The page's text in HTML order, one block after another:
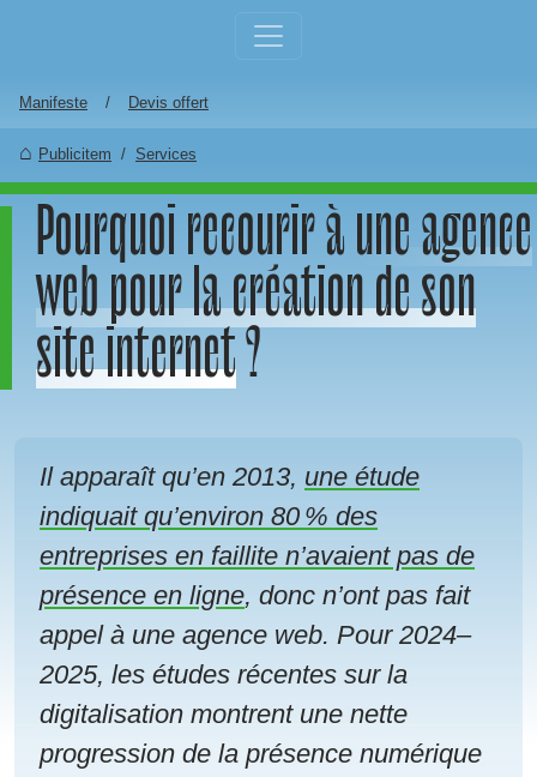
Manifeste Devis offert
Publicitem Services
Pourquoi recourir àune agence
web pour la création de son
site internet?
Il apparaît qu’en 2013, une étude
indiquait qu’environ 80 % des
entreprises en faillite n’avaient pas de
présence en ligne, donc n’ont pas fait
appel à une agence web. Pour 2024–
2025, les études récentes sur la
digitalisation montrent une nette
progression de la présence numérique